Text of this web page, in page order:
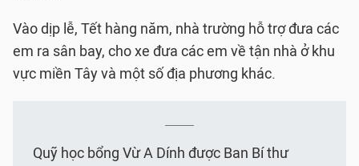
Vào dịp lễ, Tết hàng năm, nhà trường hỗ trợ đưa các
em ra sân bay, cho xe đưa các em về tận nhà ở khu
vực miền Tây và một số địa phương khác.
Quỹ học bổng Vừ A Dính được Ban Bí thư